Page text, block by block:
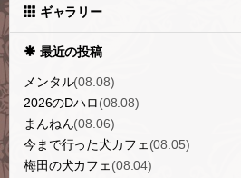
ギャラリー
最近の投稿
メンタル(08.08)
2026のDハロ(08.08)
まんねん(08.06)
今まで行った犬カフェ (08.05)
梅田の犬カフェ (08.04)